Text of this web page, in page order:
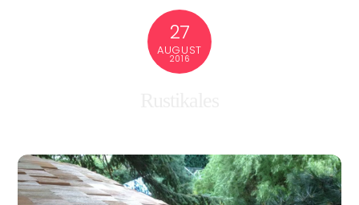
27
AUGUST
2016